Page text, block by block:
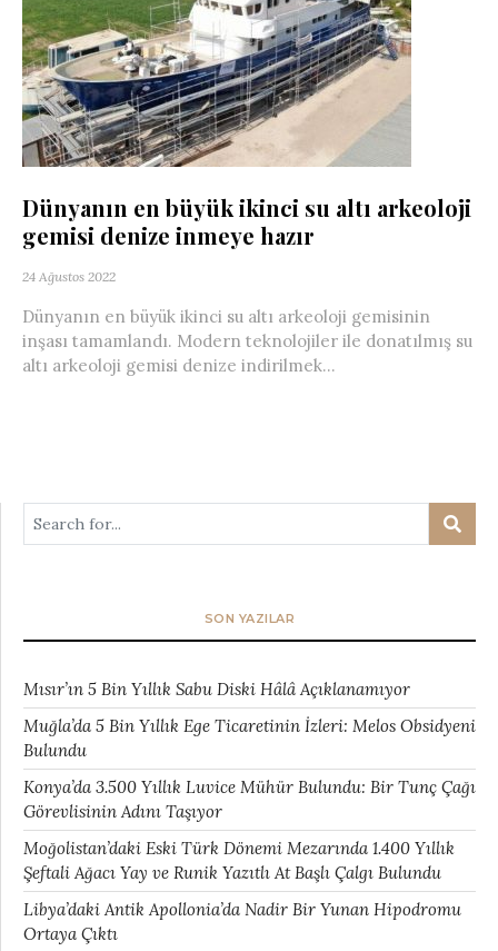
Dünyanın en büyük ikinci su altı arkeoloji
gemisi denize inmeye hazır
24 Ağustos 2022
Dünyanın en büyük ikinci su altı arkeoloji gemisinin
inşası tamamlandı. Modern teknolojiler ile donatılmış su
altı arkeoloji gemisi denize indirilmek...
SON YAZILAR
Mısır’ın 5 Bin Yıllık Sabu Diski Hâlâ Açıklanamıyor
Muğla’da 5 Bin Yıllık Ege Ticaretinin İzleri: Melos Obsidyeni
Bulundu
Konya’da 3.500 Yıllık Luvice Mühür Bulundu: Bir Tunç Çağı
Görevlisinin Adını Taşıyor
Moğolistan’daki Eski Türk Dönemi Mezarında 1.400 Yıllık
Şeftali Ağacı Yay ve Runik Yazıtlı At Başlı Çalgı Bulundu
Libya’daki Antik Apollonia’da Nadir Bir Yunan Hipodromu
Ortaya Çıktı